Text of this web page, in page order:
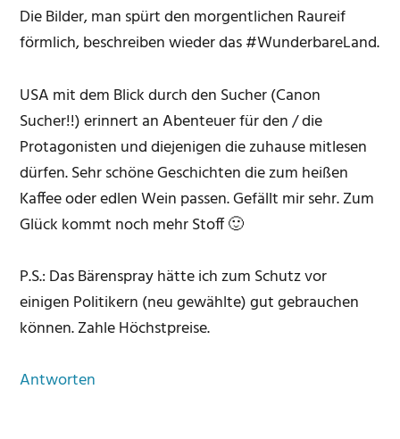
Die Bilder, man spürt den morgentlichen Raureif
förmlich, beschreiben wieder das #WunderbareLand.
USA mit dem Blick durch den Sucher (Canon
Sucher!!) erinnert an Abenteuer für den / die
Protagonisten und diejenigen die zuhause mitlesen
dürfen. Sehr schöne Geschichten die zum heißen
Kaffee oder edlen Wein passen. Gefällt mir sehr. Zum
Glück kommt noch mehr Stoff 🙂
P.S.: Das Bärenspray hätte ich zum Schutz vor
einigen Politikern (neu gewählte) gut gebrauchen
können. Zahle Höchstpreise.
Antworten